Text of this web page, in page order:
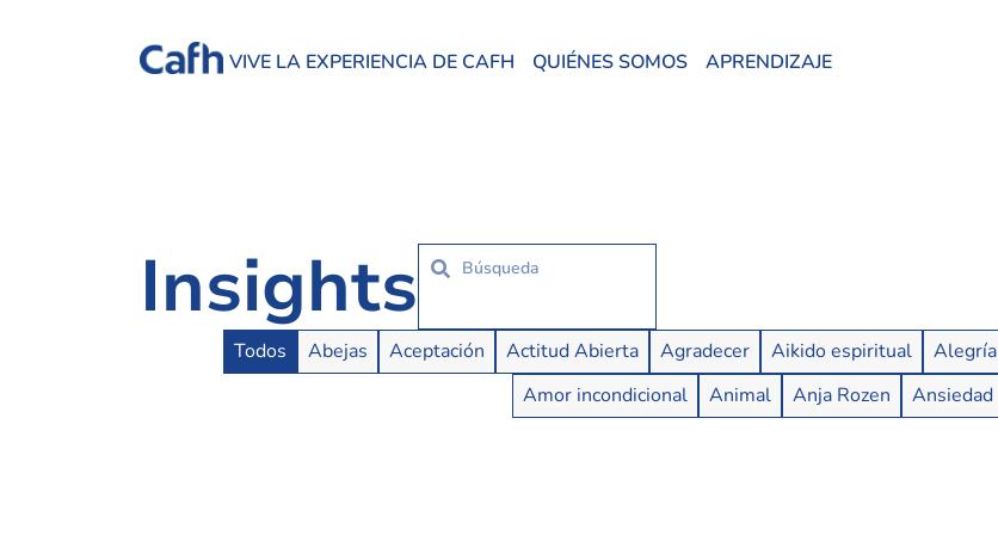
VIVE LA EXPERIENCIA DE CAFH QUIÉNES SOMOS APRENDIZAJE
Insights
Insights Buttons
Todos Abejas Aceptación Actitud Abierta Agradecer Aikido espiritual Alegría
Amor incondicional
Animal Anja Rozen Ansiedad